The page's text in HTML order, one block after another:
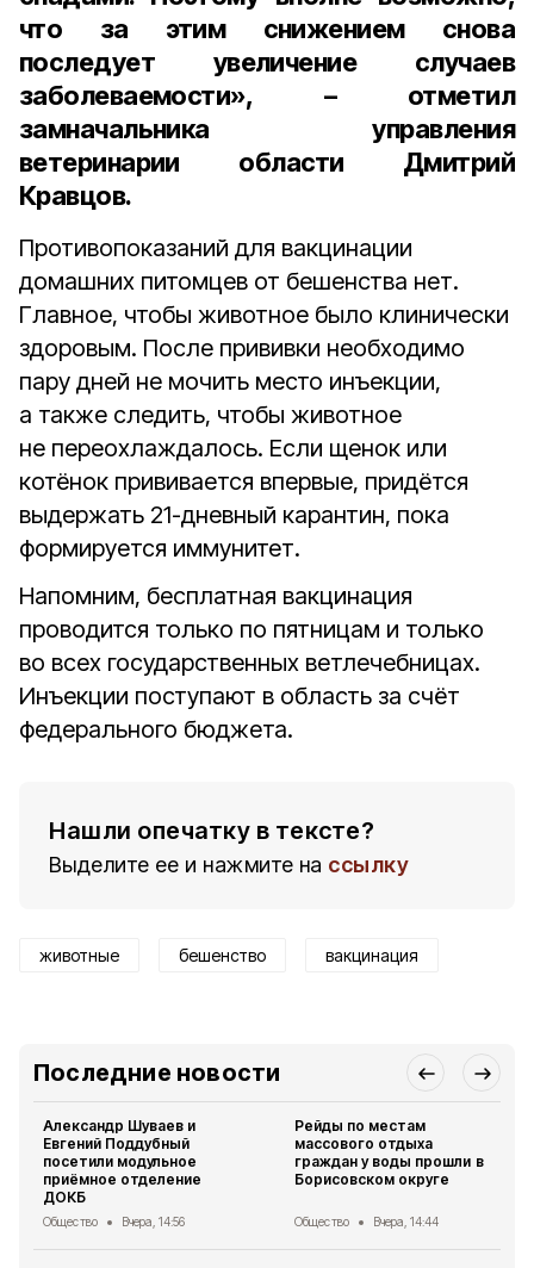
что за этим снижением снова
последует увеличение случаев
заболеваемости», – отметил
замначальника управления
ветеринарии области Дмитрий
Кравцов.
Противопоказаний для вакцинации
домашних питомцев от бешенства нет.
Главное, чтобы животное было клинически
здоровым. После прививки необходимо
пару дней не мочить место инъекции,
а также следить, чтобы животное
не переохлаждалось. Если щенок или
котёнок прививается впервые, придётся
выдержать 21-дневный карантин, пока
формируется иммунитет.
Напомним, бесплатная вакцинация
проводится только по пятницам и только
во всех государственных ветлечебницах.
Инъекции поступают в область за счёт
федерального бюджета.
Нашли опечатку в тексте?
Выделите ее и нажмите на ссылку
животные бешенство вакцинация
Последние новости
Александр Шуваев и
Евгений Поддубный
посетили модульное
приёмное отделение
ДОКБ
Общество Вчера, 14:56
Рейды по местам
массового отдыха
граждан у воды прошли в
Борисовском округе
Общество Вчера, 14:44